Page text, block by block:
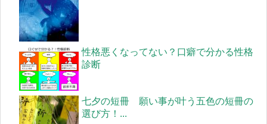
性格悪くなってない？口癖で分かる性格
診断
七夕の短冊 願い事が叶う五色の短冊の
選び方！...